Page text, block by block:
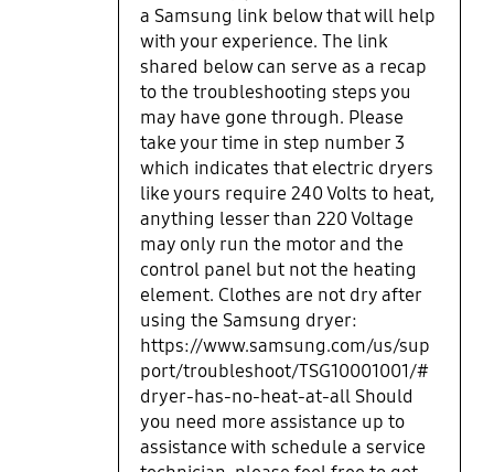
a Samsung link below that will help
with your experience. The link
shared below can serve as a recap
to the troubleshooting steps you
may have gone through. Please
take your time in step number 3
which indicates that electric dryers
like yours require 240 Volts to heat,
anything lesser than 220 Voltage
may only run the motor and the
control panel but not the heating
element. Clothes are not dry after
using the Samsung dryer:
https://www.samsung.com/us/sup
port/troubleshoot/TSG10001001/#
dryer-has-no-heat-at-all Should
you need more assistance up to
assistance with schedule a service